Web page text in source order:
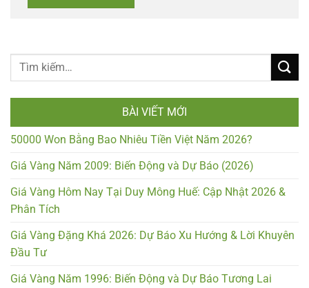
BÀI VIẾT MỚI
50000 Won Bằng Bao Nhiêu Tiền Việt Năm 2026?
Giá Vàng Năm 2009: Biến Động và Dự Báo (2026)
Giá Vàng Hôm Nay Tại Duy Mông Huế: Cập Nhật 2026 &
Phân Tích
Giá Vàng Đặng Khá 2026: Dự Báo Xu Hướng & Lời Khuyên
Đầu Tư
Giá Vàng Năm 1996: Biến Động và Dự Báo Tương Lai